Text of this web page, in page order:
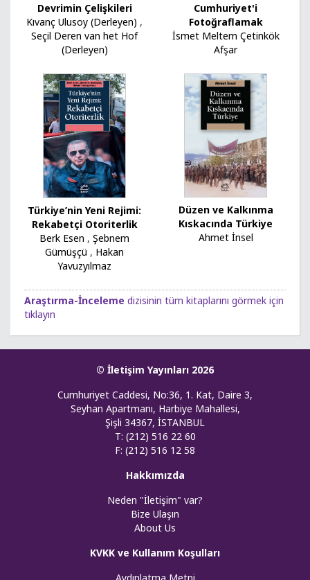
Devrimin Çelişkileri
Kıvanç Ulusoy (Derleyen) ,
Seçil Deren van het Hof
(Derleyen)
Cumhuriyet'i
Fotoğraflamak
İsmet Meltem Çetinkök
Afşar
Türkiye’nin Yeni Rejimi:
Rekabetçi Otoriterlik
Berk Esen , Şebnem
Gümüşçü , Hakan
Yavuzyılmaz
Düzen ve Kalkınma
Kıskacında Türkiye
Ahmet İnsel
Araştırma-İnceleme dizisinin tüm kitaplarını görmek için
tıklayın
© İletişim Yayınları 2026
Cumhuriyet Caddesi, No:36, 1. Kat, Daire 3,
Seyhan Apartmanı, Harbiye Mahallesi,
Şişli 34367, İSTANBUL
T: (212) 516 22 60
F: (212) 516 12 58
Hakkımızda
Neden "İletişim" var?
Bize Ulaşın
About Us
KVKK ve Kullanım Koşulları